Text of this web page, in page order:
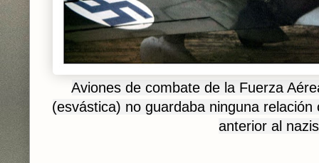
Aviones de combate de la Fuerza
(esvástica) no guardaba ninguna
anterior al